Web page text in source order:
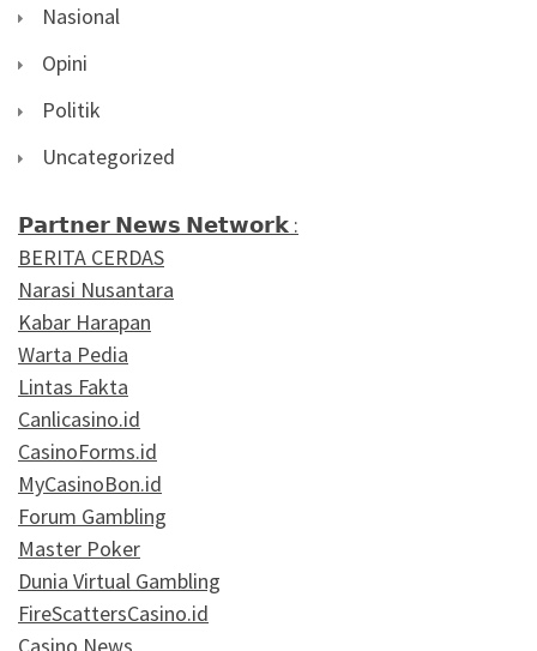
Nasional
Opini
Politik
Uncategorized
𝗣𝗮𝗿𝘁𝗻𝗲𝗿 𝗡𝗲𝘄𝘀 𝗡𝗲𝘁𝘄𝗼𝗿𝗸 :
BERITA CERDAS
Narasi Nusantara
Kabar Harapan
Warta Pedia
Lintas Fakta
Canlicasino.id
CasinoForms.id
MyCasinoBon.id
Forum Gambling
Master Poker
Dunia Virtual Gambling
FireScattersCasino.id